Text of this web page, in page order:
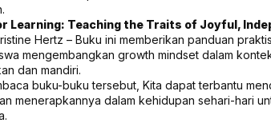
Learning: Teaching the Traits of Joyful,
Hertz – Buku ini memberikan panduan
mengembangkan growth mindset dalam
dan mandiri.
buku-buku tersebut, Kita dapat terbantu
menerapkannya dalam kehidupan sehari-hari